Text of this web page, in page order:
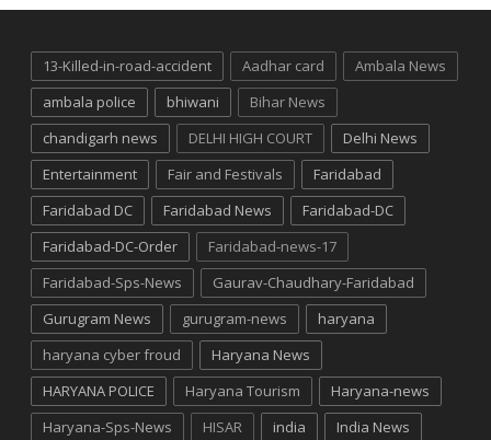
13-Killed-in-road-accident Aadhar card
Ambala News
ambala police
bhiwani
Bihar News
chandigarh news
DELHI HIGH COURT
Delhi News
Entertainment
Fair and Festivals
Faridabad
Faridabad DC
Faridabad News
Faridabad-DC
Faridabad-DC-Order
Faridabad-news-17
Faridabad-Sps-News
Gaurav-Chaudhary-Faridabad
Gurugram News
gurugram-news
haryana
haryana cyber froud
Haryana News
HARYANA POLICE
Haryana Tourism
Haryana-news
Haryana-Sps-News
HISAR india
India News